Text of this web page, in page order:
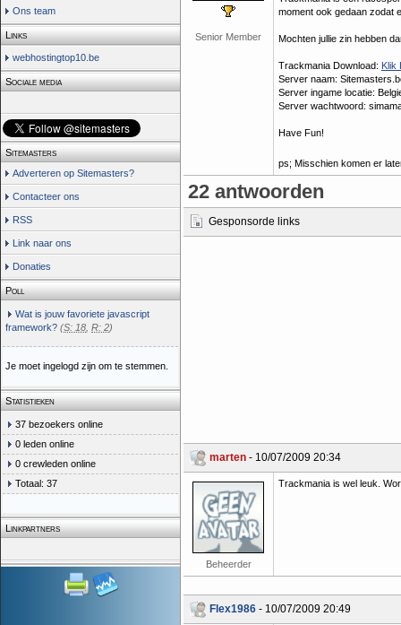
Ons team
Links
webhostingtop10.be
Sociale media
Sitemasters
Adverteren op Sitemasters?
Contacteer ons
RSS
Link naar ons
Donaties
Poll
Wat is jouw favoriete javascript
framework? (S: 18 R: 2)
Je moet ingelogd zijn om te stemmen.
Statistieken
37 bezoekers online
0 leden online
0 crewleden online
Totaal: 37
Linkpartners
Senior Member
moment ook gedaan zodat
Mochten jullie zin hebben
Trackmania Download: Klik
Server naam:
Server ingame locatie:
Server wachtwoord:
Have Fun!
ps; Misschien komen er
22 antwoorden
Gesponsorde links
marten - 10/07/2009 20:34
Beheerder
Trackmania is wel leuk.
Flex1986 - 10/07/2009 20:49